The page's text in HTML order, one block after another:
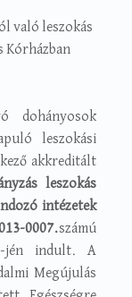
való leszokás
Kórházban
dohányosok
leszokási
akkreditált
leszokás
intézetek
0007.számú
jén indult. A
Megújulás